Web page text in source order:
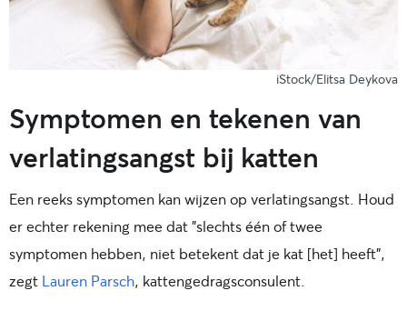
iStock/Elitsa Deykova
Symptomen en tekenen van
verlatingsangst bij katten
Een reeks symptomen kan wijzen op verlatingsangst. Houd
er echter rekening mee dat "slechts één of twee
symptomen hebben, niet betekent dat je kat [het] heeft",
zegt Lauren Parsch, kattengedragsconsulent.